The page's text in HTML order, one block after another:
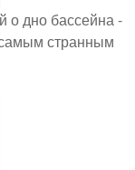
о дно бассейна -
самым странным